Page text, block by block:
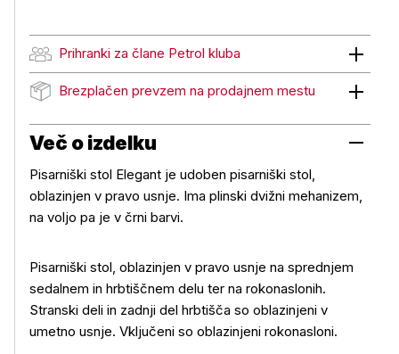
Prihranki za člane Petrol kluba
Prihranki za člane Petrol kluba
Brezplačen prevzem na prodajnem mestu
Brezplačen prevzem na prodajnem mestu
Več o izdelku
Več o izdelku
Pisarniški stol Elegant je udoben pisarniški stol,
oblazinjen v pravo usnje. Ima plinski dvižni mehanizem,
na voljo pa je v črni barvi.
Pisarniški stol, oblazinjen v pravo usnje na sprednjem
sedalnem in hrbtiščnem delu ter na rokonaslonih.
Stranski deli in zadnji del hrbtišča so oblazinjeni v
umetno usnje. Vključeni so oblazinjeni rokonasloni.